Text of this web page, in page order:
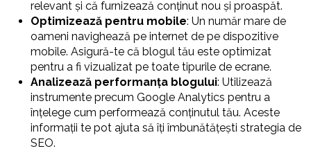
relevant și că furnizează conținut nou și proaspăt.
Optimizează pentru mobile: Un număr mare de
oameni navighează pe internet de pe dispozitive
mobile. Asigură-te că blogul tău este optimizat
pentru a fi vizualizat pe toate tipurile de ecrane.
Analizează performanța blogului: Utilizează
instrumente precum Google Analytics pentru a
înțelege cum performează conținutul tău. Aceste
informații te pot ajuta să îți îmbunătățești strategia de
SEO.